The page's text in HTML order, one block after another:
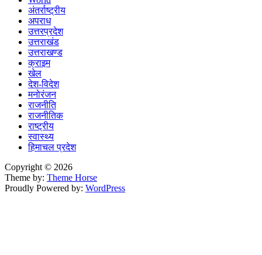
अंतर्राष्ट्रीय
अपराध
उत्तरप्रदेश
उत्तराखंड
उत्तराखण्ड
क्राइम
खेल
देश-विदेश
मनोरंजन
राजनीति
राजनीतिक
राष्ट्रीय
स्वास्थ्य
हिमाचल प्रदेश
Copyright © 2026
Theme by: Theme Horse
Proudly Powered by: WordPress